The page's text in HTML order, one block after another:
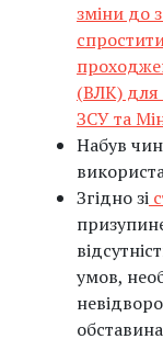
зміни до
(ВЛК) для
ЗСУ та
Набув
Згідно зі
умов,